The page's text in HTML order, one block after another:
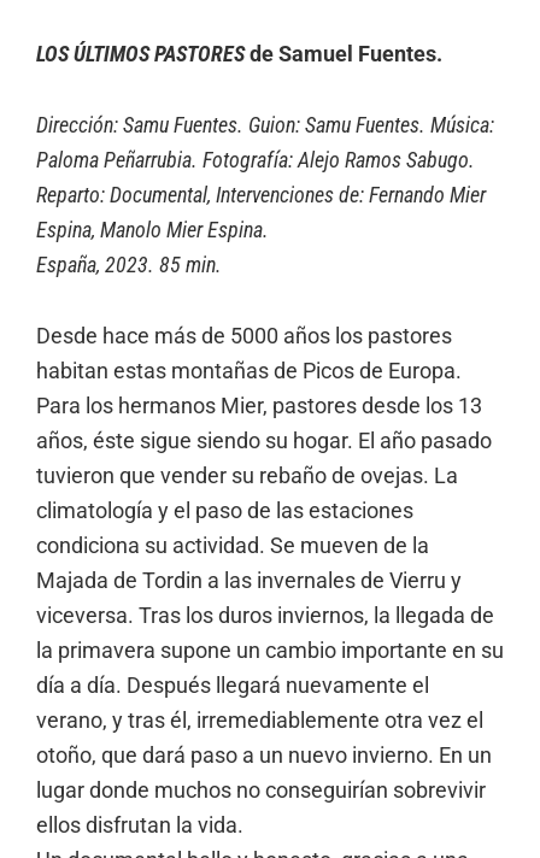
LOS ÚLTIMOS PASTORESde Samuel Fuentes.
Dirección: Samu Fuentes. Guion: Samu Fuentes. Música:
Paloma Peñarrubia. Fotografía: Alejo Ramos Sabugo.
Reparto: Documental, Intervenciones de: Fernando Mier
Espina, Manolo Mier Espina.
España, 2023. 85 min.
Desde hace más de 5000 años los pastores
habitan estas montañas de Picos de Europa.
Para los hermanos Mier, pastores desde los 13
años, éste sigue siendo su hogar. El año pasado
tuvieron que vender su rebaño de ovejas. La
climatología y el paso de las estaciones
condiciona su actividad. Se mueven de la
Majada de Tordin a las invernales de Vierru y
viceversa. Tras los duros inviernos, la llegada de
la primavera supone un cambio importante en su
día a día. Después llegará nuevamente el
verano, y tras él, irremediablemente otra vez el
otoño, que dará paso a un nuevo invierno. En un
lugar donde muchos no conseguirían sobrevivir
ellos disfrutan la vida.